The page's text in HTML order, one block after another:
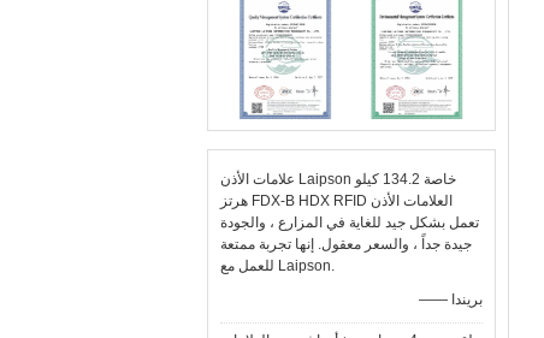
علامات الأذن Laipson خاصة 134.2 كيلو
هرتز FDX-B HDX RFID العلامات الأذن
تعمل بشكل جيد للغاية في المزارع ، والجودة
جيدة جداً ، والسعر معقول. إنها تجربة ممتعة
للعمل مع Laipson.
—— بريندا